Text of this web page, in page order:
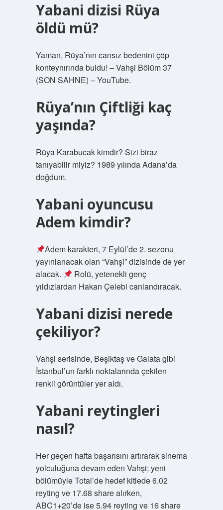
Yabani dizisi Rüya
öldü mü?
Yaman, Rüya’nın cansız bedenini çöp
konteynırında buldu! – Vahşi Bölüm 37
(SON SAHNE) – YouTube.
Rüya’nın Çiftliği kaç
yaşında?
Rüya Karabucak kimdir? Sizi biraz
tanıyabilir miyiz? 1989 yılında Adana’da
doğdum.
Yabani oyuncusu
Adem kimdir?
Adem karakteri, 7 Eylül’de 2. sezonu
yayınlanacak olan “Vahşi” dizisinde de yer
alacak.
Rolü, yetenekli genç
yıldızlardan Hakan Çelebi canlandıracak.
Yabani dizisi nerede
çekiliyor?
Vahşi serisinde, Beşiktaş ve Galata gibi
İstanbul’un farklı noktalarında çekilen
renkli görüntüler yer aldı.
Yabani reytingleri
nasıl?
Her geçen hafta başarısını artırarak sinema
yolculuğuna devam eden Vahşi; yeni
bölümüyle Total’de hedef kitlede 6.02
reyting ve 17.68 share alırken,
ABC1+20’de ise 5.94 reyting ve 16 share